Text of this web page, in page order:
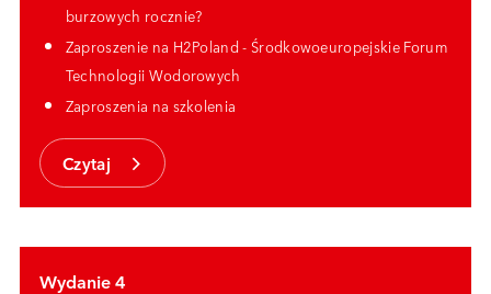
burzowych rocznie?
Zaproszenie na H2Poland - Środkowoeuropejskie Forum
Technologii Wodorowych
Zaproszenia na szkolenia
Czytaj
Wydanie 4